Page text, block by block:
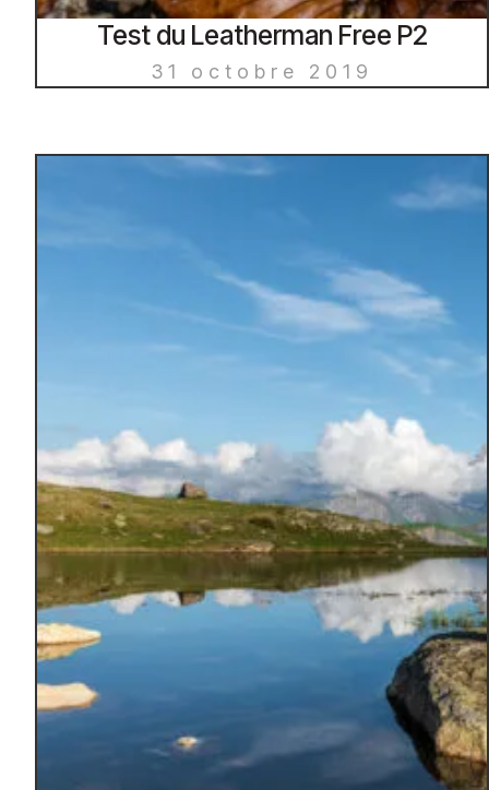
Test du Leatherman Free P2
31 octobre 2019